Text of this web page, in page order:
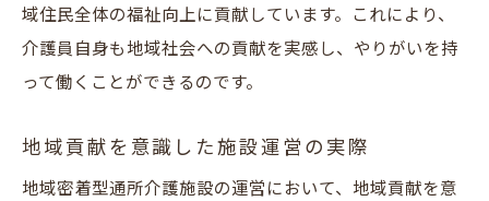
域住民全体の福祉向上に貢献しています。これにより、
介護員自身も地域社会への貢献を実感し、やりがいを持
って働くことができるのです。
地域貢献を意識した施設運営の実際
地域密着型通所介護施設の運営において、地域貢献を意